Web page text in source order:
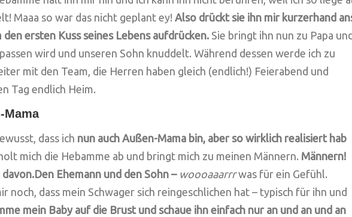
Maaa so war das nicht geplant ey! Also drückt sie ihn mir kurzerhand
den ersten Kuss seines Lebens aufdrücken. Sie bringt ihn nun zu Papa
wird und unseren Sohn knuddelt. Während dessen werde ich zu
mit den Team, die Herren haben gleich (endlich!) Feierabend und
Tag endlich Heim.
Mama
dass ich nun auch Außen-Mama bin, aber so wirklich realisiert hab
mich die Hebamme ab und bringt mich zu meinen Männern. Männern!
Ehemann und den Sohn – woooaaarrrwas für ein Gefühl.
noch, dass mein Schwager sich reingeschlichen hat – typisch für ihn und
mein Baby auf die Brust und schaue ihn einfach nur an und an und an